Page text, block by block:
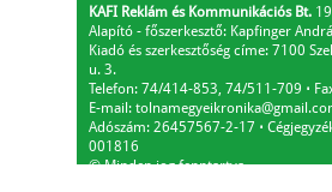
KAFI Reklám és Kommunikációs Bt.
Alapító - főszerkesztő: Kapfinger
Kiadó és szerkesztőség címe: 7100
u. 3.
Telefon: 74/414-853, 74/511-709 ⋅
E-mail:
Adószám: 26457567-2-17 ⋅
001816
© Minden jog fenntartva.